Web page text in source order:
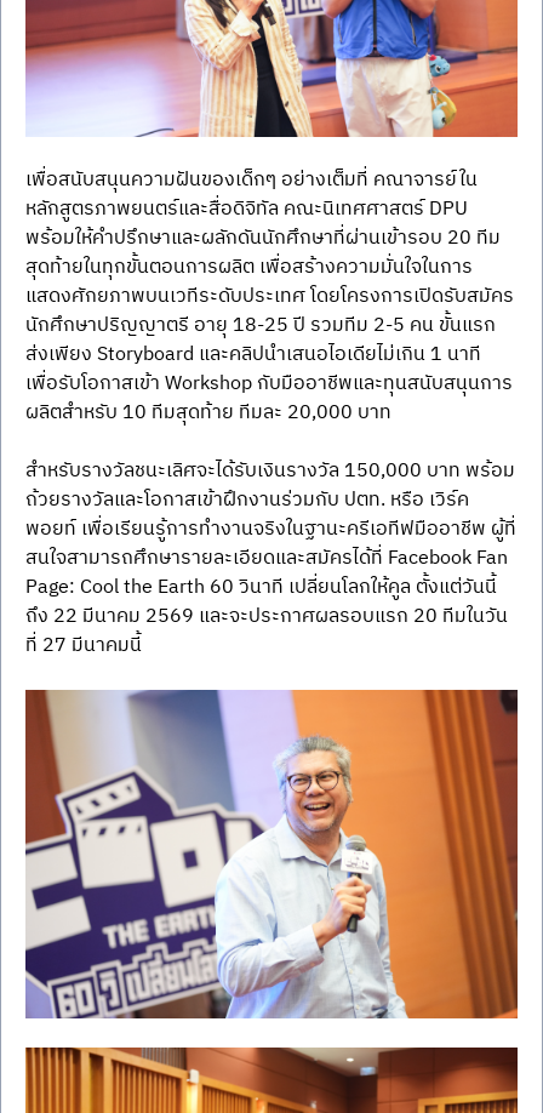
เพื่อสนับสนุนความฝันของเด็กๆ อย่างเต็มที่ คณาจารย์ใน
หลักสูตรภาพยนตร์และสื่อดิจิทัล คณะนิเทศศาสตร์ DPU
พร้อมให้คำปรึกษาและผลักดันนักศึกษาที่ผ่านเข้ารอบ 20 ทีม
สุดท้ายในทุกขั้นตอนการผลิต เพื่อสร้างความมั่นใจในการ
แสดงศักยภาพบนเวทีระดับประเทศ โดยโครงการเปิดรับสมัคร
นักศึกษาปริญญาตรี อายุ 18-25 ปี รวมทีม 2-5 คน ขั้นแรก
ส่งเพียง Storyboard และคลิปนำเสนอไอเดียไม่เกิน 1 นาที
เพื่อรับโอกาสเข้า Workshop กับมืออาชีพและทุนสนับสนุนการ
ผลิตสำหรับ 10 ทีมสุดท้าย ทีมละ 20,000 บาท
สำหรับรางวัลชนะเลิศจะได้รับเงินรางวัล 150,000 บาท พร้อม
ถ้วยรางวัลและโอกาสเข้าฝึกงานร่วมกับ ปตท. หรือ เวิร์ค
พอยท์ เพื่อเรียนรู้การทำงานจริงในฐานะครีเอทีฟมืออาชีพ ผู้ที่
สนใจสามารถศึกษารายละเอียดและสมัครได้ที่ Facebook Fan
Page: Cool the Earth 60 วินาที เปลี่ยนโลกให้คูล ตั้งแต่วันนี้
ถึง 22 มีนาคม 2569 และจะประกาศผลรอบแรก 20 ทีมในวัน
ที่ 27 มีนาคมนี้